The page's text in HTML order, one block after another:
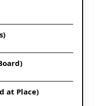
at Place)